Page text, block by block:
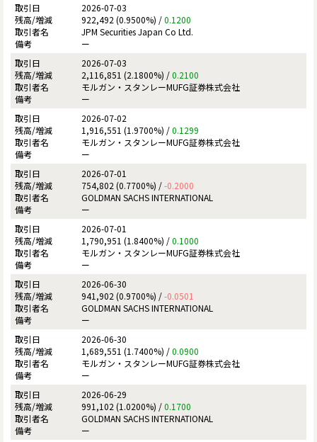
2026-07-03
922,492 (0.9500%) /0.1200
JPM Securities Japan Co Ltd.
ー
2026-07-03
2,116,851 (2.1800%) /0.2100
モルガン・スタンレーMUFG証券株式会社
ー
2026-07-02
1,916,551 (1.9700%) /0.1299
モルガン・スタンレーMUFG証券株式会社
ー
2026-07-01
754,802 (0.7700%) /-0.2000
GOLDMAN SACHS INTERNATIONAL
ー
2026-07-01
1,790,951 (1.8400%) /0.1000
モルガン・スタンレーMUFG証券株式会社
ー
2026-06-30
941,902 (0.9700%) /-0.0501
GOLDMAN SACHS INTERNATIONAL
ー
2026-06-30
1,689,551 (1.7400%) /0.0900
モルガン・スタンレーMUFG証券株式会社
ー
2026-06-29
991,102 (1.0200%) /0.1700
GOLDMAN SACHS INTERNATIONAL
ー